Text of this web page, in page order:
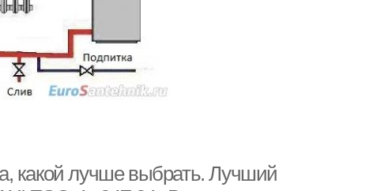
какой лучше выбрать. Лучший